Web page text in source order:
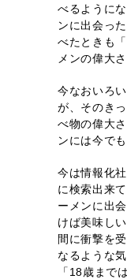
べるように
ンに出会っ
べたときも
メンの偉大
今なおいろ
が、そのき
べ物の偉大
ンには今で
今は情報化
に検索出来
ーメンに出
けば美味し
間に衝撃を
なるような気
「18歳まで